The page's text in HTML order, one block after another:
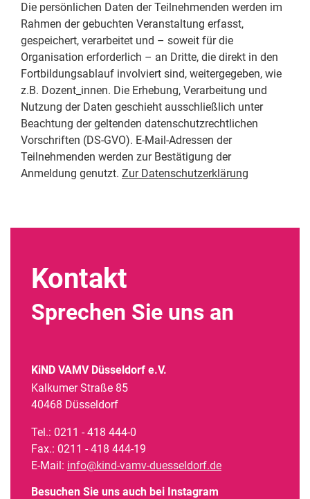
Die persönlichen Daten der Teilnehmenden werden im
Rahmen der gebuchten Veranstaltung erfasst,
gespeichert, verarbeitet und – soweit für die
Organisation erforderlich – an Dritte, die direkt in den
Fortbildungsablauf involviert sind, weitergegeben, wie
z.B. Dozent_innen. Die Erhebung, Verarbeitung und
Nutzung der Daten geschieht ausschließlich unter
Beachtung der geltenden datenschutzrechtlichen
Vorschriften (DS-GVO). E-Mail-Adressen der
Teilnehmenden werden zur Bestätigung der
Anmeldung genutzt. Zur Datenschutzerklärung
Kontakt
Sprechen Sie uns an
KiND VAMV Düsseldorf e.V.
Kalkumer Straße 85
40468 Düsseldorf
Tel.: 0211 - 418 444-0
Fax.: 0211 - 418 444-19
E-Mail: info@kind-vamv-duesseldorf.de
Besuchen Sie uns auch bei Instagram